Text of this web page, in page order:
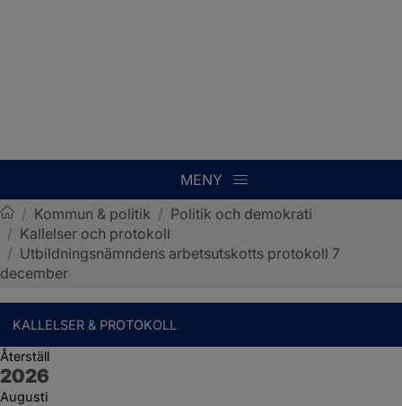
MENY
Sotenäs kommun
/ Kommun & politik / Politik och demokrati
/ Kallelser och protokoll
/ Utbildningsnämndens arbetsutskotts protokoll 7
december
KALLELSER & PROTOKOLL
Återställ
År:
2026
Augusti